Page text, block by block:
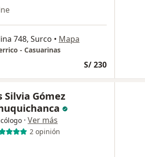
748, Surco • Mapa
- Casuarinas
S/ 230
Silvia Gómez
· Ver más
2 opinión